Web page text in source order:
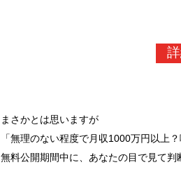
まさかとは思いますが
「無理のない程度で月収1000万円以上
無料公開期間中に、あなたの目で見て判